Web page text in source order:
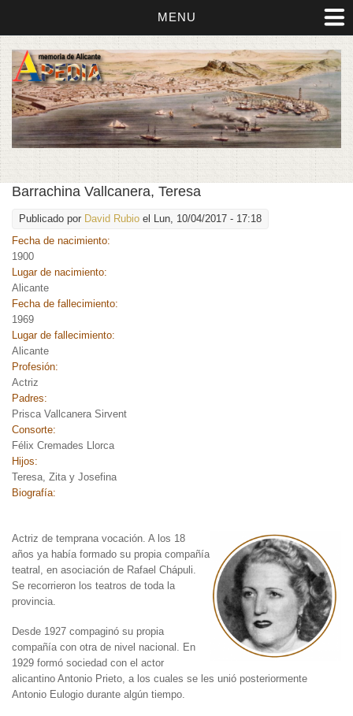
MENU
Barrachina Vallcanera, Teresa
Publicado por David Rubio el Lun, 10/04/2017 - 17:18
Fecha de nacimiento:
1900
Lugar de nacimiento:
Alicante
Fecha de fallecimiento:
1969
Lugar de fallecimiento:
Alicante
Profesión:
Actriz
Padres:
Prisca Vallcanera Sirvent
Consorte:
Félix Cremades Llorca
Hijos:
Teresa, Zita y Josefina
Biografía:
Actriz de temprana vocación . A los 18
años ya había formado su propia compañía
teatral, en asociación de Rafael Chápuli.
Se recorrieron los teatros de toda la
provincia.
Desde 1927 compaginó su propia
compañía con otra de nivel nacional. En
1929 formó sociedad con el actor
alicantino Antonio Prieto, a los cuales se les unió posteriormente
Antonio Eulogio durante algún tiempo.